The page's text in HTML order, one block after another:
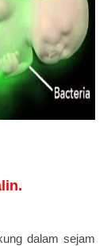
dalam sejam